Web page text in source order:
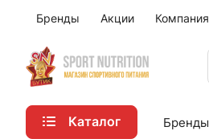
Бренды Акции Компания
Каталог Бренды